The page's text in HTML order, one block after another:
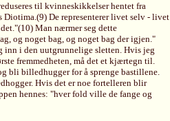
til kvinneskikkelser hentet fra
De representerer livet selv - livet
Man nærmer seg dette
og noget bag, og noget bag der igjen."
inn i den uutgrunnelige sletten. Hvis jeg
fremmedheten, må det et kjærtegn til.
bli billedhugger for å sprenge bastillene.
Hvis det er noe fortelleren blir
hennes: "hver fold ville de fange og